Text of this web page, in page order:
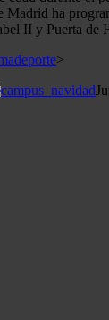
ha
II y Puerta de
>